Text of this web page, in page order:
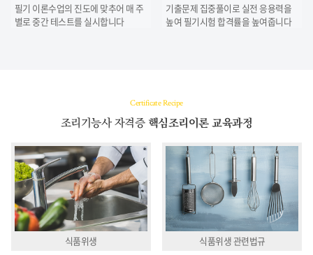
필기 이론수업의 진도에 맞추어 매 주
별로중간 테스트를 실시합니다
기출문제 집중풀이로 실전 응용력을
높여 필기시험 합격률을 높여줍니다
Certificate Recipe
조리기능사 자격증 핵심조리이론 교육과정
식품위생 식품위생 관련법규